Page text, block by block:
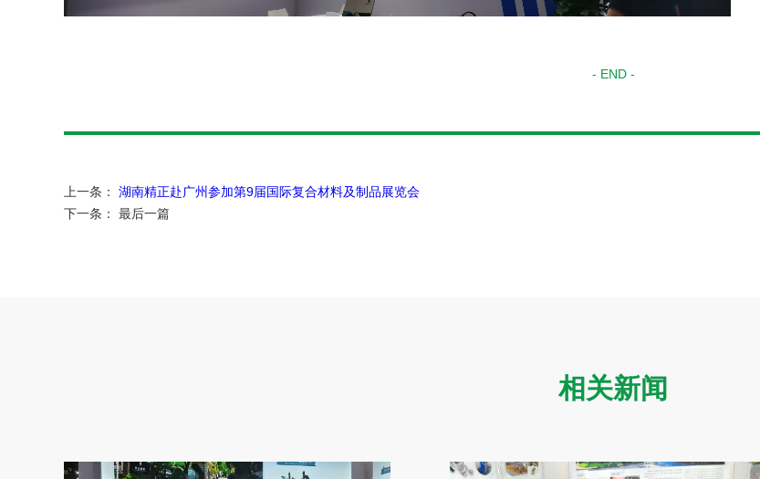
- END -
上一条：
湖南精正赴广州参加第9届国际复合材料及制品展览会
下一条：
最后一篇
相关新闻